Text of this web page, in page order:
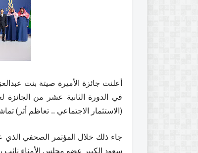
(الاستثمار الاجتماعي .. تعاظم أثر)
جاء ذلك خلال المؤتمر الصحفي الذي
سعود الكبير عضو مجلس الأمناء نائب